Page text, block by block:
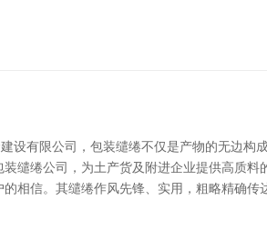
设有限公司，包装缱绻不仅是产物的无边
缱绻公司，为土产货及附进企业提供高质
相信。其缱绻作风先锋、实用，粗略精确传